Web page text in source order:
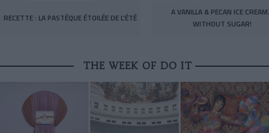
RECETTE : LA PASTÈQUE ÉTOILÉE DE L’ÉTÉ
A VANILLA & PECAN ICE
WITHOUT SUGAR!
THE WEEK OF DO IT